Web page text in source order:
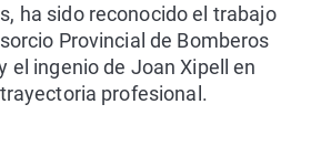
ha sido reconocido el trabajo
Provincial de Bomberos
el ingenio de Joan Xipellen
profesional.